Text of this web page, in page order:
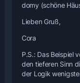
domy (schöne
Lieben Gruß,
Cora
P.S.: Das Beispiel
den tieferen Sinn
der Logik